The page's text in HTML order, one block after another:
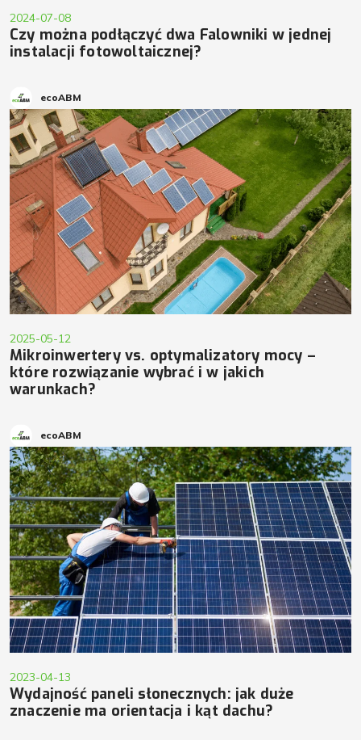
2024-07-08
Czy można podłączyć dwa Falowniki w jednej
instalacji fotowoltaicznej?
ecoABM
2025-05-12
Mikroinwertery vs. optymalizatory mocy –
które rozwiązanie wybrać i w jakich
warunkach?
ecoABM
2023-04-13
Wydajność paneli słonecznych: jak duże
znaczenie ma orientacja i kąt dachu?